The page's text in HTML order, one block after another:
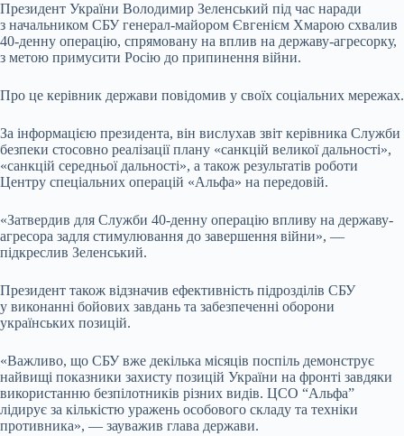
Президент України Володимир Зеленський під час наради
з начальником СБУ генерал-майором Євгенієм Хмарою схвалив
40-денну операцію, спрямовану на вплив на державу-агресорку,
з метою примусити Росію до припинення війни.
Про це керівник держави повідомив у своїх соціальних мережах.
За інформацією президента, він вислухав звіт керівника Служби
безпеки стосовно реалізації плану «санкцій великої дальності»,
«санкцій середньої дальності», а також результатів роботи
Центру спеціальних операцій «Альфа» на передовій.
«Затвердив для Служби 40-денну операцію впливу на державу-
агресора задля стимулювання до завершення війни», —
підкреслив Зеленський.
Президент також відзначив ефективність підрозділів СБУ
у виконанні бойових завдань та забезпеченні оборони
українських позицій.
«Важливо, що СБУ вже декілька місяців поспіль демонструє
найвищі показники захисту позицій України на фронті завдяки
використанню безпілотників різних видів. ЦСО “Альфа”
лідирує за кількістю уражень особового складу та техніки
противника», — зауважив глава держави.